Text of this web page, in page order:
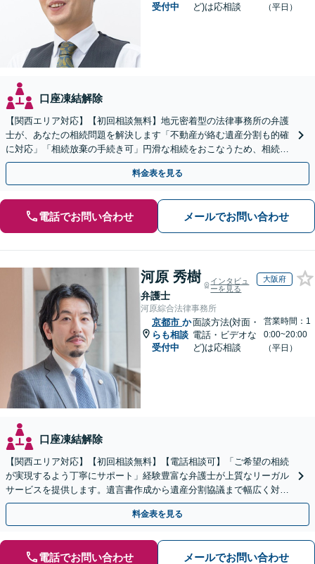
受付中
ど)は応相談
（平日）
口座凍結解除
【関西エリア対応】【初回相談無料】地元密着型の法律事務所の弁護
士が、あなたの相続問題を解決します「不動産が絡む遺産分割も的確
に対応」「相続放棄の手続き可」円滑な相続をおこなうため、相続問
題は自分の代で解決しましょう【完全個室制】
料金表を見る
電話でお問い合わせ メールでお問い合わせ
河原 秀樹
弁護士
インタビュ
ーを見る
大阪府
河原綜合法律事務所
京都市 か
らも相談
受付中
面談方法(対面・
電話・ビデオな
ど)は応相談
営業時間：1
0:00~20:00
（平日）
口座凍結解除
【関西エリア対応】【初回相談無料】【電話相談可】「ご希望の相続
が実現するよう丁寧にサポート」経験豊富な弁護士が上質なリーガル
サービスを提供します。遺言書作成から遺産分割協議まで幅広く対応
「他士業と連携してスムーズな解決」【休日・夜間相談可】
料金表を見る
電話でお問い合わせ メールでお問い合わせ